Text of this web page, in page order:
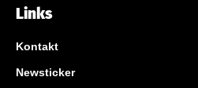
Links
Kontakt
Newsticker